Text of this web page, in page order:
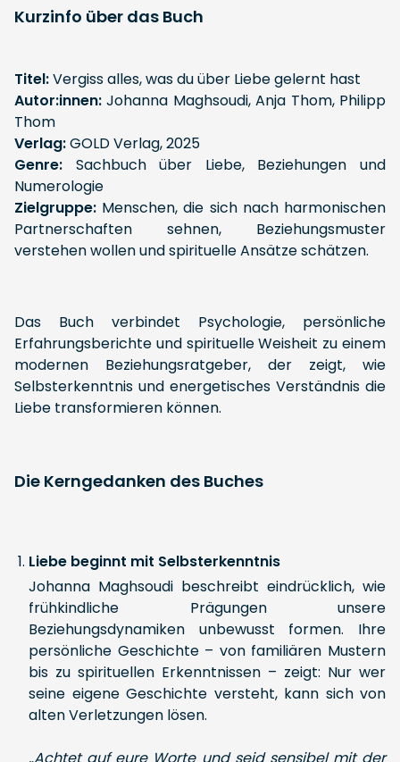
Kurzinfo über das Buch
Titel:Vergiss alles, was du über Liebe gelernt hast
Autor:innen:Johanna Maghsoudi, Anja Thom, Philipp
Thom
Verlag:GOLD Verlag, 2025
Genre: Sachbuch über Liebe, Beziehungen und
Numerologie
Zielgruppe: Menschen, die sich nach harmonischen
Partnerschaften sehnen, Beziehungsmuster
verstehen wollen und spirituelle Ansätze schätzen.
Das Buch verbindet Psychologie, persönliche
Erfahrungsberichte und spirituelle Weisheit zu einem
modernen Beziehungsratgeber, der zeigt, wie
Selbsterkenntnis und energetisches Verständnis die
Liebe transformieren können.
Die Kerngedanken des Buches
Liebe beginnt mit Selbsterkenntnis
Johanna Maghsoudi beschreibt eindrücklich, wie
frühkindliche Prägungen unsere
Beziehungsdynamiken unbewusst formen. Ihre
persönliche Geschichte – von familiären Mustern
bis zu spirituellen Erkenntnissen – zeigt: Nur wer
seine eigene Geschichte versteht, kann sich von
alten Verletzungen lösen.